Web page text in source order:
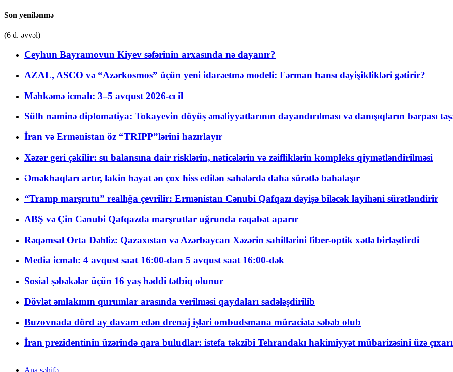
Son yenilənmə
(6 d. əvvəl)
Ceyhun Bayramovun Kiyev səfərinin arxasında nə dayanır?
AZAL, ASCO və “Azərkosmos” üçün yeni idarəetmə modeli: Fərman hansı dəyişiklikləri gətirir?
Məhkəmə icmalı: 3–5 avqust 2026-cı il
Sülh naminə diplomatiya: Tokayevin döyüş əməliyyatlarının dayandırılması və danışıqların bərpası
İran və Ermənistan öz “TRIPP”lərini hazırlayır
Xəzər geri çəkilir: su balansına dair risklərin, nəticələrin və zəifliklərin kompleks qiymətləndirilməsi
Əməkhaqları artır, lakin həyat ən çox hiss edilən sahələrdə daha sürətlə bahalaşır
“Tramp marşrutu” reallığa çevrilir: Ermənistan Cənubi Qafqazı dəyişə biləcək layihəni sürətləndirir
ABŞ və Çin Cənubi Qafqazda marşrutlar uğrunda rəqabət aparır
Rəqəmsal Orta Dəhliz: Qazaxıstan və Azərbaycan Xəzərin sahillərini fiber-optik xətlə birləşdirdi
Media icmalı: 4 avqust saat 16:00-dan 5 avqust saat 16:00-dək
Sosial şəbəkələr üçün 16 yaş həddi tətbiq olunur
Dövlət əmlakının qurumlar arasında verilməsi qaydaları sadələşdirilib
Buzovnada dörd ay davam edən drenaj işləri ombudsmana müraciətə səbəb olub
İran prezidentinin üzərində qara buludlar: istefa təkzibi Tehrandakı hakimiyyət mübarizəsini üzə
Ana səhifə